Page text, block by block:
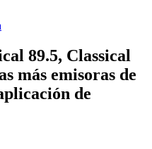
89.5, Classical
más emisoras de
de